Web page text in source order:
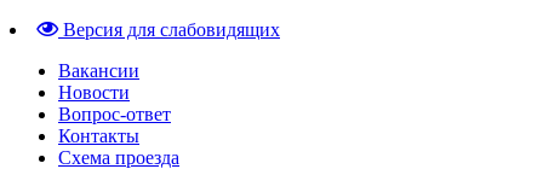
Версия для слабовидящих
Вакансии
Новости
Вопрос-ответ
Контакты
Схема проезда